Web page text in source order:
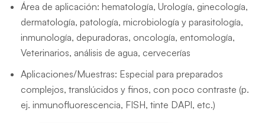
Área de aplicación: hematología, Urología, ginecología,
dermatología, patología, microbiología y parasitología,
inmunología, depuradoras, oncología, entomología,
Veterinarios, análisis de agua, cervecerías
Aplicaciones/Muestras: Especial para preparados
complejos, translúcidos y finos, con poco contraste (p.
ej. inmunofluorescencia, FISH, tinte DAPI, etc.)